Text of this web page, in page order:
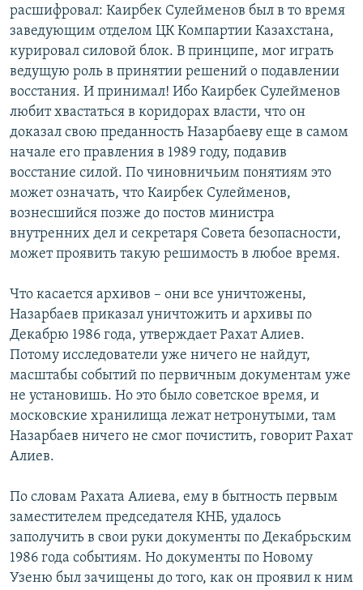
расшифровал: Каирбек Сулейменов был в то время
заведующим отделом ЦК Компартии Казахстана,
курировал силовой блок. В принципе, мог играть
ведущую роль в принятии решений о подавлении
восстания. И принимал! Ибо Каирбек Сулейменов
любит хвастаться в коридорах власти, что он
доказал свою преданность Назарбаеву еще в самом
начале его правления в 1989 году, подавив
восстание силой. По чиновничьим понятиям это
может означать, что Каирбек Сулейменов,
вознесшийся позже до постов министра
внутренних дел и секретаря Совета безопасности,
может проявить такую решимость в любое время.
Что касается архивов – они все уничтожены,
Назарбаев приказал уничтожить и архивы по
Декабрю 1986 года, утверждает Рахат Алиев.
Потому исследователи уже ничего не найдут,
масштабы событий по первичным документам уже
не установишь. Но это было советское время, и
московские хранилища лежат нетронутыми, там
Назарбаев ничего не смог почистить, говорит Рахат
Алиев.
По словам Рахата Алиева, ему в бытность первым
заместителем председателя КНБ, удалось
заполучить в свои руки документы по Декабрьским
1986 года событиям. Но документы по Новому
Узеню был зачищены до того, как он проявил к ним